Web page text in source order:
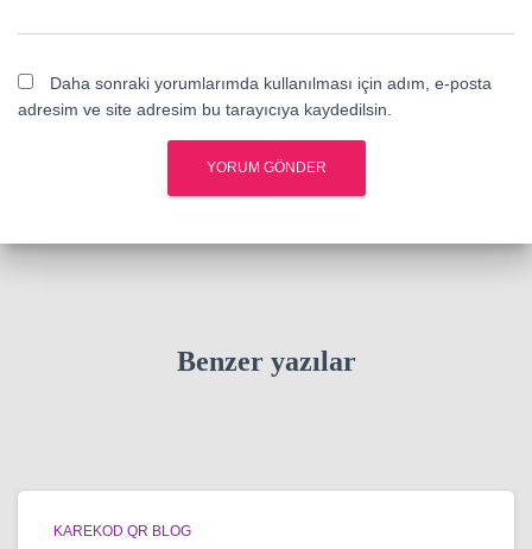
Daha sonraki yorumlarımda kullanılması için adım, e-posta
adresim ve site adresim bu tarayıcıya kaydedilsin.
Benzer yazılar
KAREKOD QR BLOG